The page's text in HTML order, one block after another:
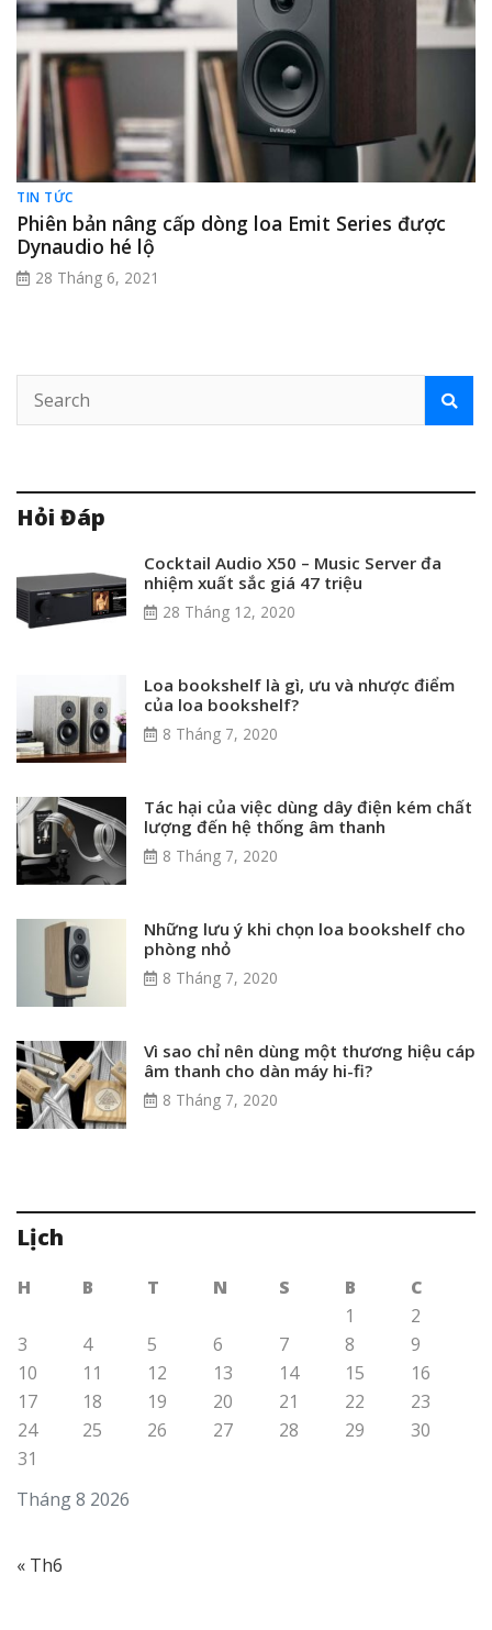
TIN TỨC
Phiên bản nâng cấp dòng loa Emit Series được
Dynaudio hé lộ
28 Tháng 6, 2021
Hỏi Đáp
Cocktail Audio X50 – Music Server đa
nhiệm xuất sắc giá 47 triệu
28 Tháng 12, 2020
Loa bookshelf là gì, ưu và nhược điểm
của loa bookshelf?
8 Tháng 7, 2020
Tác hại của việc dùng dây điện kém chất
lượng đến hệ thống âm thanh
8 Tháng 7, 2020
Những lưu ý khi chọn loa bookshelf cho
phòng nhỏ
8 Tháng 7, 2020
Vì sao chỉ nên dùng một thương hiệu cáp
âm thanh cho dàn máy hi-fi?
8 Tháng 7, 2020
Lịch
Tháng 8 2026
H B T N S B
C
1
2
3
4 5 6 7 8
9
10
11 12 13 14 15
16
17
18 19 20 21 22
23
24
25 26 27 28 29
30
31
« Th6